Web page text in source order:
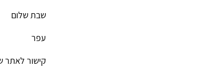
שבת שלום
עפר
קישור לאתר